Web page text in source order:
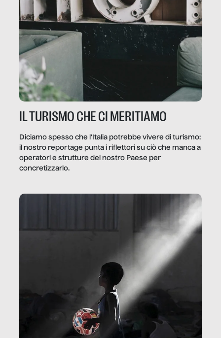
IL TURISMO CHE CI MERITIAMO
Diciamo spesso che l’Italia potrebbe vivere di turismo:
il nostro reportage punta i riflettori su ciò che manca a
operatori e strutture del nostro Paese per
concretizzarlo.